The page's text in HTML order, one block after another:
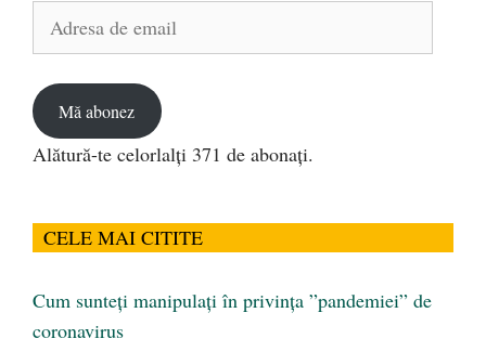
Adresa
Mă abonez
Alătură-te celorlalți 371 de abonați.
CELE MAI CITITE
Cum sunteți manipulați în privința ”pandemiei” de
coronavirus